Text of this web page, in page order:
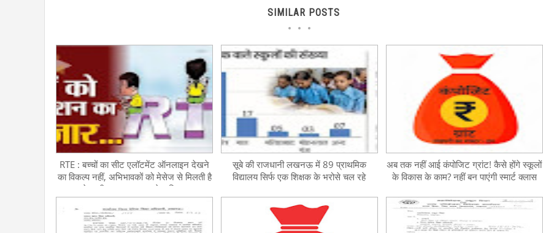
SIMILAR POSTS
RTE : बच्चों का सीट एलॉटमेंट ऑनलाइन देखने
का विकल्प नहीं, अभिभावकों को मेसेज से मिलती है
प्रवेश की सूचना, भटक रहे अभिभावक
सूबे की राजधानी लखनऊ में 89 प्राथमिक
विद्यालय सिर्फ एक शिक्षक के भरोसे चल रहे
अब तक नहीं आई कंपोजिट ग्रांट! कैसे होंगे स्कूलों
के विकास के काम? नहीं बन पाएंगी स्मार्ट क्लास